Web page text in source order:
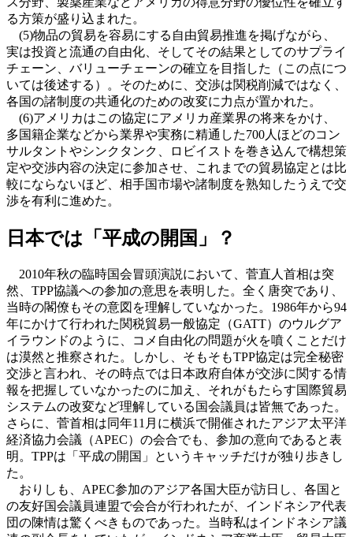
る方策が盛り込まれた。
(5)物品の貿易を容易にする自由貿易推進を掲げながら、
実は投資と流通の自由化、そしてその結果としてのサプライ
チェーン、バリューチェーンの確立を目指した（この点につ
いては後述する）。そのために、交渉は関税削減ではなく、
各国の諸制度の共通化のための改変に力点が置かれた。
(6)アメリカはこの協定にアメリカ産業界の将来をかけ、
多国籍企業などから業界や実務に精通した700人ほどのコン
サルタントやシンクタンク、ロビイストを巻き込んで構想策
定や交渉内容の決定に参加させ、これまでの貿易協定とは比
較にならないほど、相手国市場や諸制度を熟知したうえで交
渉を有利に進めた。
日本では「平成の開国」？
2010年秋の臨時国会冒頭演説において、菅直人首相は突
然、TPP協議への参加の意思を表明した。全く唐突であり、
当時の閣僚もその意図を理解していなかった。1986年から94
年にかけて行われた関税貿易一般協定（GATT）のウルグア
イラウンドのように、コメ自由化の問題が火を噴くことだけ
は漠然と推察された。しかし、そもそもTPP協定は完全秘密
交渉と言われ、その時点では日本政府自体が交渉に関する情
報を把握していなかったのに加え、それがもたらす国際貿易
システムの改変など理解している国会議員は皆無であった。
さらに、菅首相は同年11月に横浜で開催されたアジア太平洋
経済協力会議（APEC）の会合でも、参加の意向であると表
明。TPPは「平成の開国」というキャッチだけが独り歩きし
た。
おりしも、APEC参加のアジア各国大臣が訪日し、各国と
の友好国会議員連盟で会合が行われたが、インドネシア代表
団の陳情は驚くべきものであった。当時私はインドネシア議